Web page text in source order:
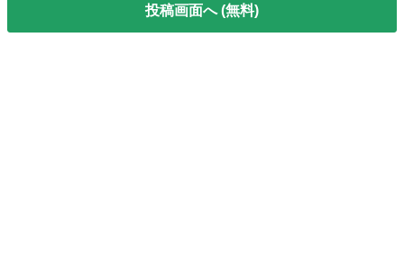
投稿画面へ (無料)